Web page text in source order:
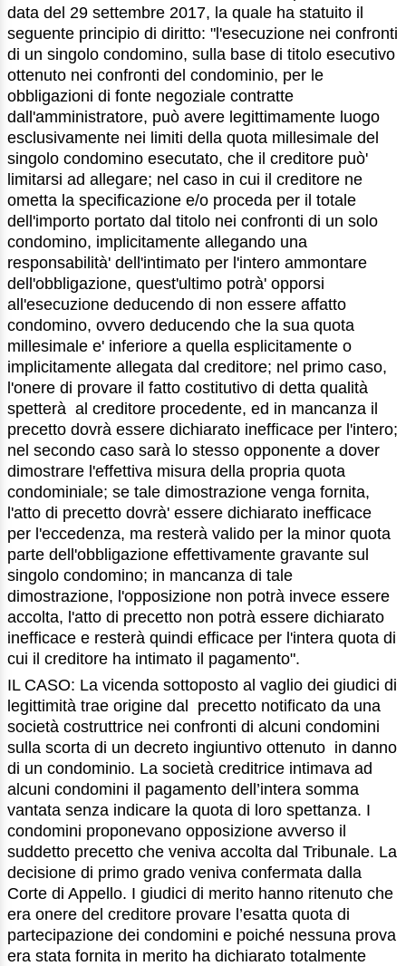
data del 29 settembre 2017, la quale ha statuito il
seguente principio di diritto: "l'esecuzione nei confronti
di un singolo condomino, sulla base di titolo esecutivo
ottenuto nei confronti del condominio, per le
obbligazioni di fonte negoziale contratte
dall'amministratore, può avere legittimamente luogo
esclusivamente nei limiti della quota millesimale del
singolo condomino esecutato, che il creditore può'
limitarsi ad allegare; nel caso in cui il creditore ne
ometta la specificazione e/o proceda per il totale
dell'importo portato dal titolo nei confronti di un solo
condomino, implicitamente allegando una
responsabilità' dell'intimato per l'intero ammontare
dell'obbligazione, quest'ultimo potrà' opporsi
all'esecuzione deducendo di non essere affatto
condomino, ovvero deducendo che la sua quota
millesimale e' inferiore a quella esplicitamente o
implicitamente allegata dal creditore; nel primo caso,
l'onere di provare il fatto costitutivo di detta qualità
spetterà al creditore procedente, ed in mancanza il
precetto dovrà essere dichiarato inefficace per l'intero;
nel secondo caso sarà lo stesso opponente a dover
dimostrare l'effettiva misura della propria quota
condominiale; se tale dimostrazione venga fornita,
l'atto di precetto dovrà' essere dichiarato inefficace
per l'eccedenza, ma resterà valido per la minor quota
parte dell'obbligazione effettivamente gravante sul
singolo condomino; in mancanza di tale
dimostrazione, l'opposizione non potrà invece essere
accolta, l'atto di precetto non potrà essere dichiarato
inefficace e resterà quindi efficace per l'intera quota di
cui il creditore ha intimato il pagamento".
IL CASO: La vicenda sottoposto al vaglio dei giudici di
legittimità trae origine dal precetto notificato da una
società costruttrice nei confronti di alcuni condomini
sulla scorta di un decreto ingiuntivo ottenuto in danno
di un condominio. La società creditrice intimava ad
alcuni condomini il pagamento dell’intera somma
vantata senza indicare la quota di loro spettanza. I
condomini proponevano opposizione avverso il
suddetto precetto che veniva accolta dal Tribunale. La
decisione di primo grado veniva confermata dalla
Corte di Appello. I giudici di merito hanno ritenuto che
era onere del creditore provare l’esatta quota di
partecipazione dei condomini e poiché nessuna prova
era stata fornita in merito ha dichiarato totalmente